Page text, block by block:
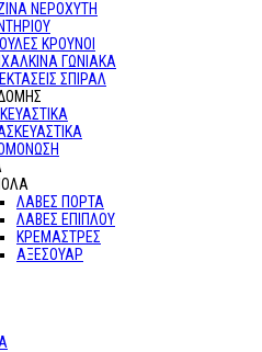
ΝΕΡΟΧΥΤΗ
ΚΡΟΥΝΟΙ
ΓΩΝΙΑΚΑ
ΣΠΙΡΑΛ
ΛΑΒΕΣ ΠΟΡΤΑ
ΛΑΒΕΣ ΕΠΙΠΛΟΥ
ΚΡΕΜΑΣΤΡΕΣ
ΑΞΕΣΟΥΑΡ